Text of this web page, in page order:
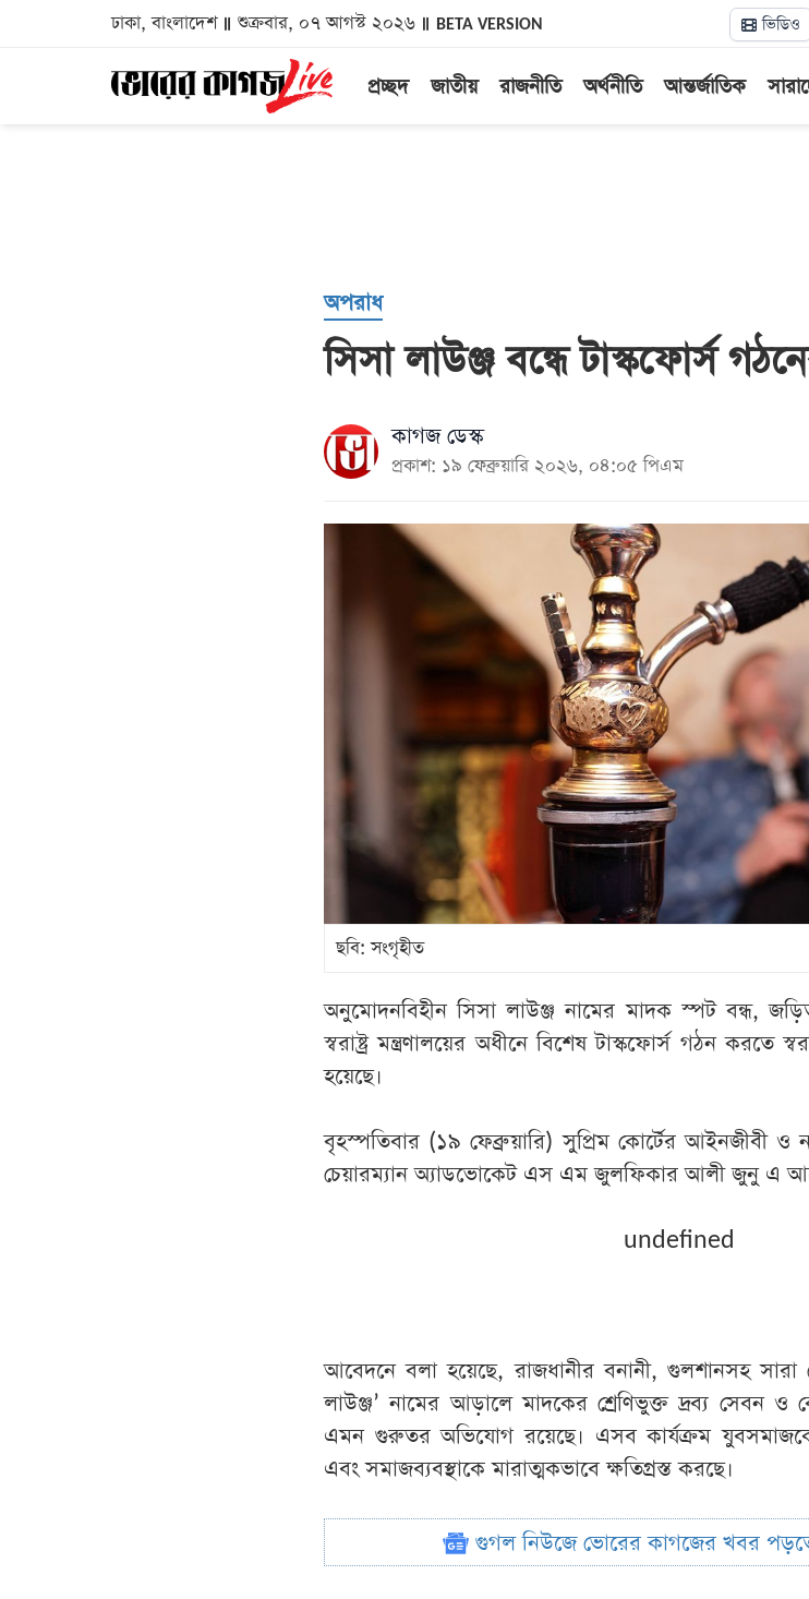
ঢাকা, বাংলাদেশ শুক্রবার, ০৭ আগস্ট ২০২৬ BETA VERSION ভিডিও
প্রচ্ছদ জাতীয় রাজনীতি অর্থনীতি আন্তর্জাতিক
অপরাধ
সিসা লাউঞ্জ বন্ধে টাস্কফোর্স
কাগজ ডেস্ক
প্রকাশ: ১৯ ফেব্রুয়ারি ২০২৬, ০৪:০৫ পিএম
ছবি: সংগৃহীত
অনুমোদনবিহীন সিসা লাউঞ্জ নামের মাদক স্পট বন্ধ,
স্বরাষ্ট্র মন্ত্রণালয়ের অধীনে বিশেষ টাস্কফোর্স গঠন করতে
হয়েছে।
বৃহস্পতিবার (১৯ ফেব্রুয়ারি) সুপ্রিম কোর্টের আইনজীবী ও
চেয়ারম্যান অ্যাডভোকেট এস এম জুলফিকার আলী জুনু এ
undefined
আবেদনে বলা হয়েছে, রাজধানীর বনানী, গুলশানসহ সারা
লাউঞ্জ’ নামের আড়ালে মাদকের শ্রেণিভুক্ত দ্রব্য সেবন ও
এমন গুরুতর অভিযোগ রয়েছে। এসব কার্যক্রম
এবং সমাজব্যবস্থাকে মারাত্মকভাবে ক্ষতিগ্রস্ত করছে।
গুগল নিউজে ভোরের কাগজের খবর